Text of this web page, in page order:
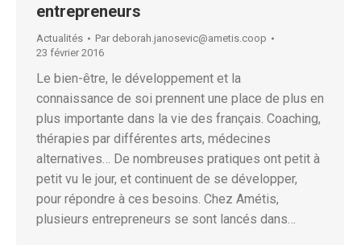
entrepreneurs
Actualités Par deborah.janosevic@ametis.coop
23 février 2016
Le bien-être, le développement et la
connaissance de soi prennent une place de plus en
plus importante dans la vie des français. Coaching,
thérapies par différentes arts, médecines
alternatives… De nombreuses pratiques ont petit à
petit vu le jour, et continuent de se développer,
pour répondre à ces besoins. Chez Amétis,
plusieurs entrepreneurs se sont lancés dans…